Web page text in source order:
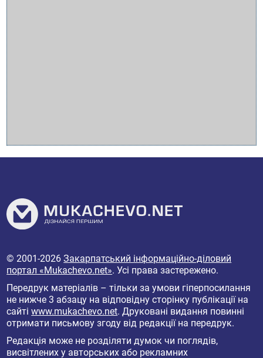
© 2001-2026Закарпатський інформаційно-діловий
портал «Mukachevo.net». Усі права застережено.
Передрук матеріалів – тільки за умови гіперпосилання
не нижче 3 абзацу на відповідну сторінку публікації на
сайтіwww.mukachevo.net. Друковані видання повинні
отримати письмову згоду від редакції на передрук.
Редакція може не розділяти думок чи поглядів,
висвітлених у авторських або рекламних